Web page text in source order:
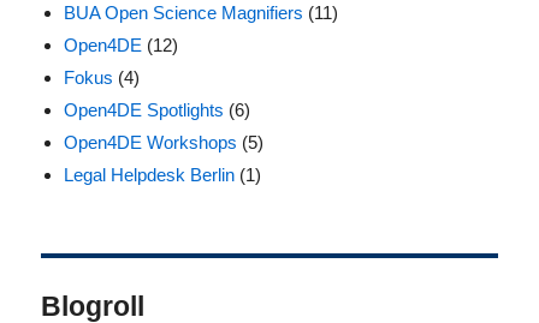
BUA Open Science Magnifiers (11)
Open4DE (12)
Fokus (4)
Open4DE Spotlights (6)
Open4DE Workshops (5)
Legal Helpdesk Berlin (1)
Blogroll